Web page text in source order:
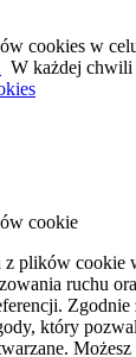
cookies w
W każdej chwili
cookie
z plików cookie
ruchu
który